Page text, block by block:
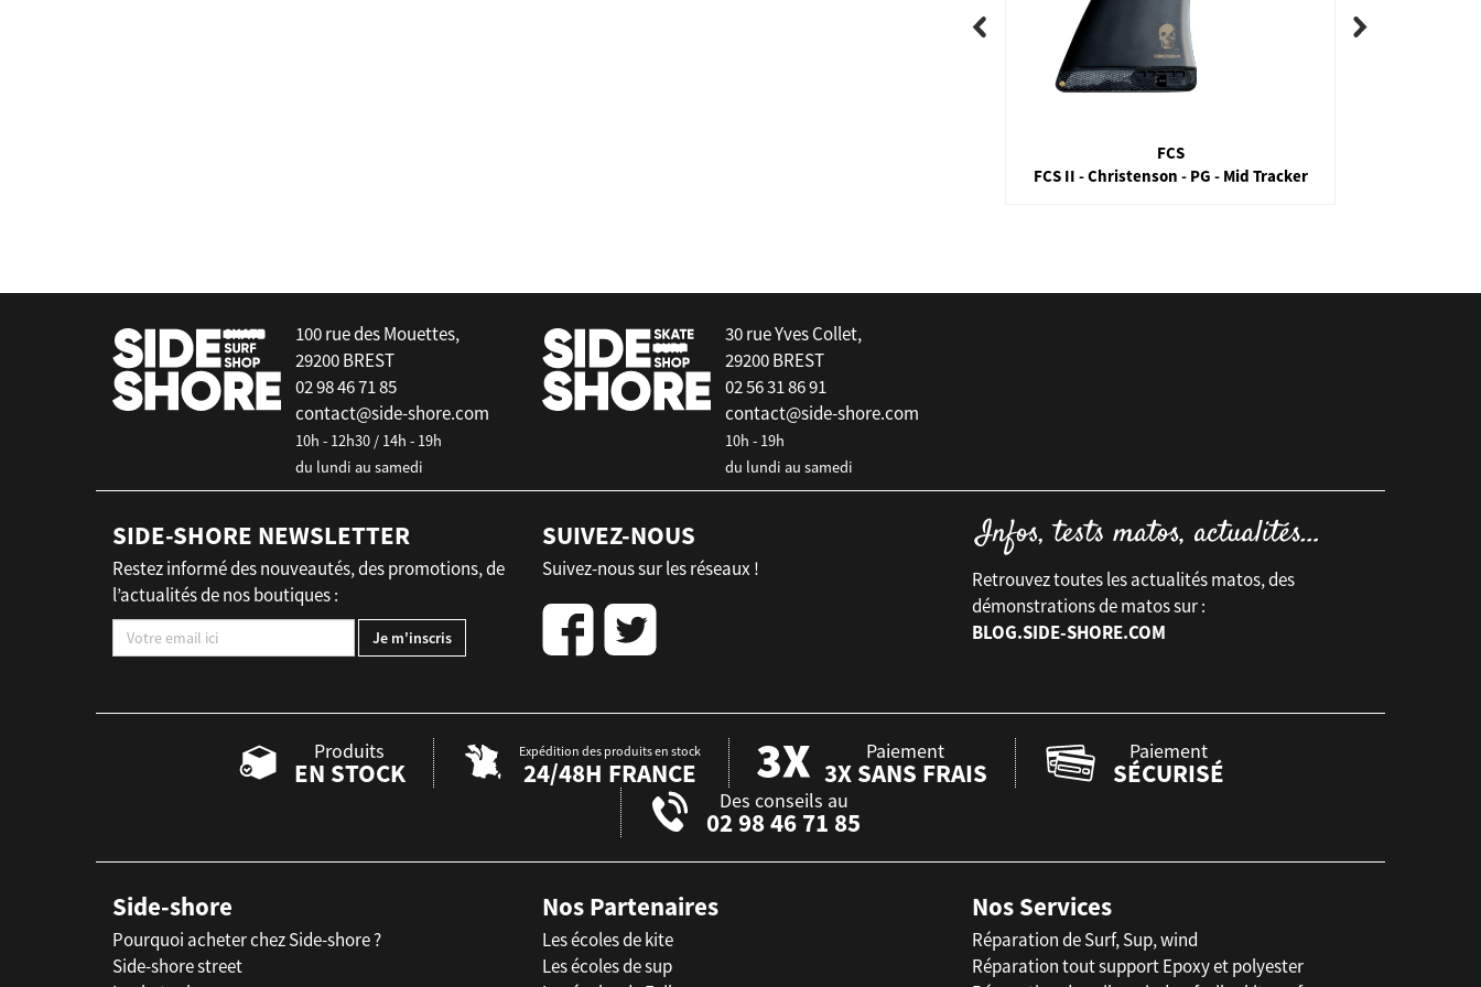
FCS
FCS II - Christenson - PG - Mid Tracker
100 rue des Mouettes,
29200 BREST
02 98 46 71 85
contact@side-shore.com
10h - 12h30 / 14h - 19h
du lundi au samedi
30 rue Yves Collet,
29200 BREST
02 56 31 86 91
contact@side-shore.com
10h - 19h
du lundi au samedi
SIDE-SHORE NEWSLETTER
Restez informé des nouveautés, des promotions, de
l’actualités de nos boutiques :
SUIVEZ-NOUS
Suivez-nous sur les réseaux !
Retrouvez toutes les actualités matos, des
démonstrations de matos sur :
BLOG.SIDE-SHORE.COM
Produits
EN STOCK
Expédition des produits en stock
24/48H FRANCE
Paiement
3X SANS FRAIS
Paiement
SÉCURISÉ
Des conseils au
02 98 46 71 85
Side-shore
Pourquoi acheter chez Side-shore ?
Side-shore street
Nos Partenaires
Les écoles de kite
Les écoles de sup
Nos Services
Réparation de Surf, Sup, wind
Réparation tout support Epoxy et polyester